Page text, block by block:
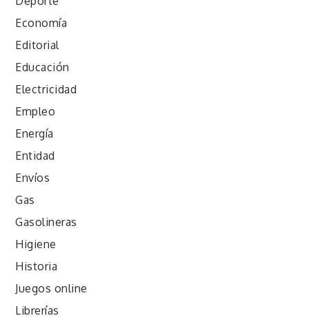
Economía
Editorial
Educación
Electricidad
Empleo
Energía
Entidad
Envíos
Gas
Gasolineras
Higiene
Historia
Juegos online
Librerías